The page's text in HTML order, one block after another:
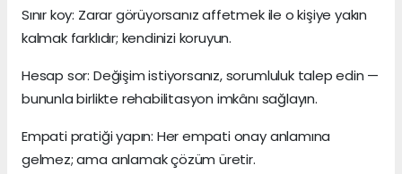
Sınır koy: Zarar görüyorsanız affetmek ile o kişiye yakın
kalmak farklıdır; kendinizi koruyun.
Hesap sor: Değişim istiyorsanız, sorumluluk talep edin —
bununla birlikte rehabilitasyon imkânı sağlayın.
Empati pratiği yapın: Her empati onay anlamına
gelmez; ama anlamak çözüm üretir.